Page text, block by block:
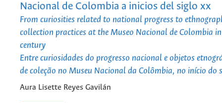
Nacional de Colombia a inicios del siglo xx
From curiosities related to national progress to
collection practices at the Museo Nacional de Colombia
century
Entre curiosidades do progresso nacional e objetos
de coleção no Museu Nacional da Colômbia, no início do
Aura Lisette Reyes Gavilán